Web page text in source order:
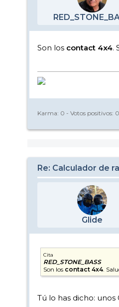
Son los contact 4x4.
Karma: 0 - Votos positivos: 0
Re: Calculador de
Glide
Cita
RED_STONE_BASS
Son los contact 4x4.
Tú lo has dicho: